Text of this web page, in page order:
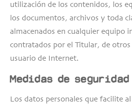
utilización de los contenidos, los
los documentos, archivos y toda
almacenados en cualquier equipo
contratados por el Titular, de
usuario de Internet.
Medidas de seguridad
Los datos personales que facilite